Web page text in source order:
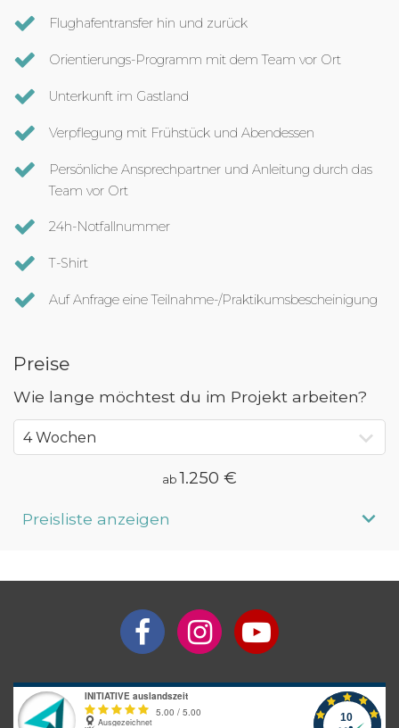
Flughafentransfer hin und zurück
Orientierungs-Programm mit dem Team vor Ort
Unterkunft im Gastland
Verpflegung mit Frühstück und Abendessen
Persönliche Ansprechpartner und Anleitung durch das
Team vor Ort
24h-Notfallnummer
T-Shirt
Auf Anfrage eine Teilnahme-/Praktikumsbescheinigung
Preise
Wie lange möchtest du im Projekt arbeiten?
ab1.250 €
Preisliste anzeigen
ab 1.400 €
7 Wochen
ab 1.760 €
8 Wochen
ab 1.940 €